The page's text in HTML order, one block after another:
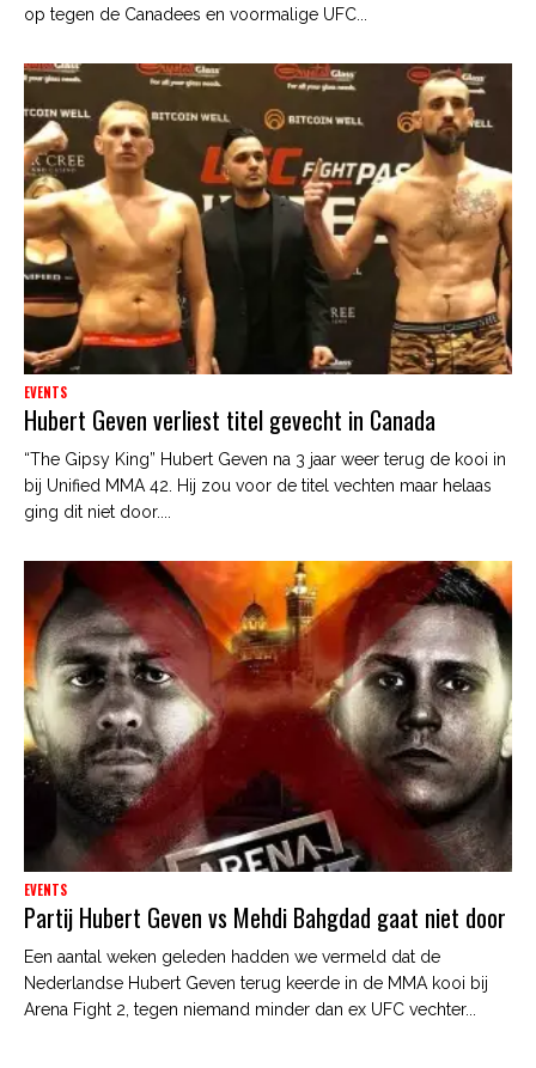
op tegen de Canadees en voormalige UFC...
EVENTS
Hubert Geven verliest titel gevecht in Canada
“The Gipsy King” Hubert Geven na 3 jaar weer terug de kooi in
bij Unified MMA 42. Hij zou voor de titel vechten maar helaas
ging dit niet door....
EVENTS
Partij Hubert Geven vs Mehdi Bahgdad gaat niet door
Een aantal weken geleden hadden we vermeld dat de
Nederlandse Hubert Geven terug keerde in de MMA kooi bij
Arena Fight 2, tegen niemand minder dan ex UFC vechter...